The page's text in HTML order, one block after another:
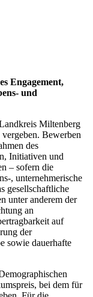
Engagement,
und
Miltenberg
Bewerben
des
Initiativen und
– sofern die
, unternehmerische
gesellschaftliche
unter anderem der
an
auf
der
sowie dauerhafte
bei dem für